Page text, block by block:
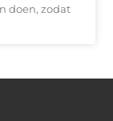
doen, zodat